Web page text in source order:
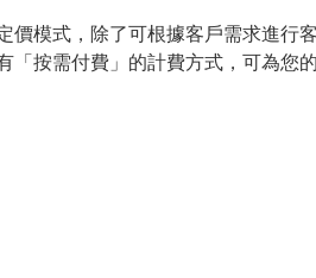
價模式，除了可根據客戶需求進行
「按需付費」的計費方式，可為您